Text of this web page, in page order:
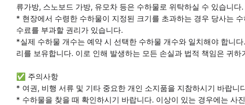
류가방, 스노보드 가방, 유모차 등은 수하물로 위탁하실 수 있습니다.
* 현장에서 수령한 수하물이 지정된 크기를 초과하는 경우 당사는
수료를 부과할 권리가 있습니다.
*실제 수하물 개수는 예약 시 선택한 수하물 개수와 일치해야 합니
리를 보유합니다. 이로 인해 발생하는 모든 손실과 법적 책임은 귀하
✅ 주의사항
* 여권, 비행 서류 및 기타 중요한 개인 소지품을 지참하시기 바랍니
* 수하물을 찾을 때 확인하시기 바랍니다. 이상이 있는 경우에는 사